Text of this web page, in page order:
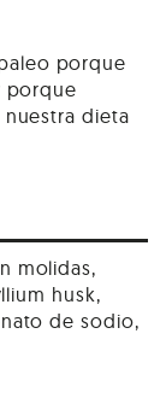
porque
porque
dieta
molidas,
husk,
de sodio,